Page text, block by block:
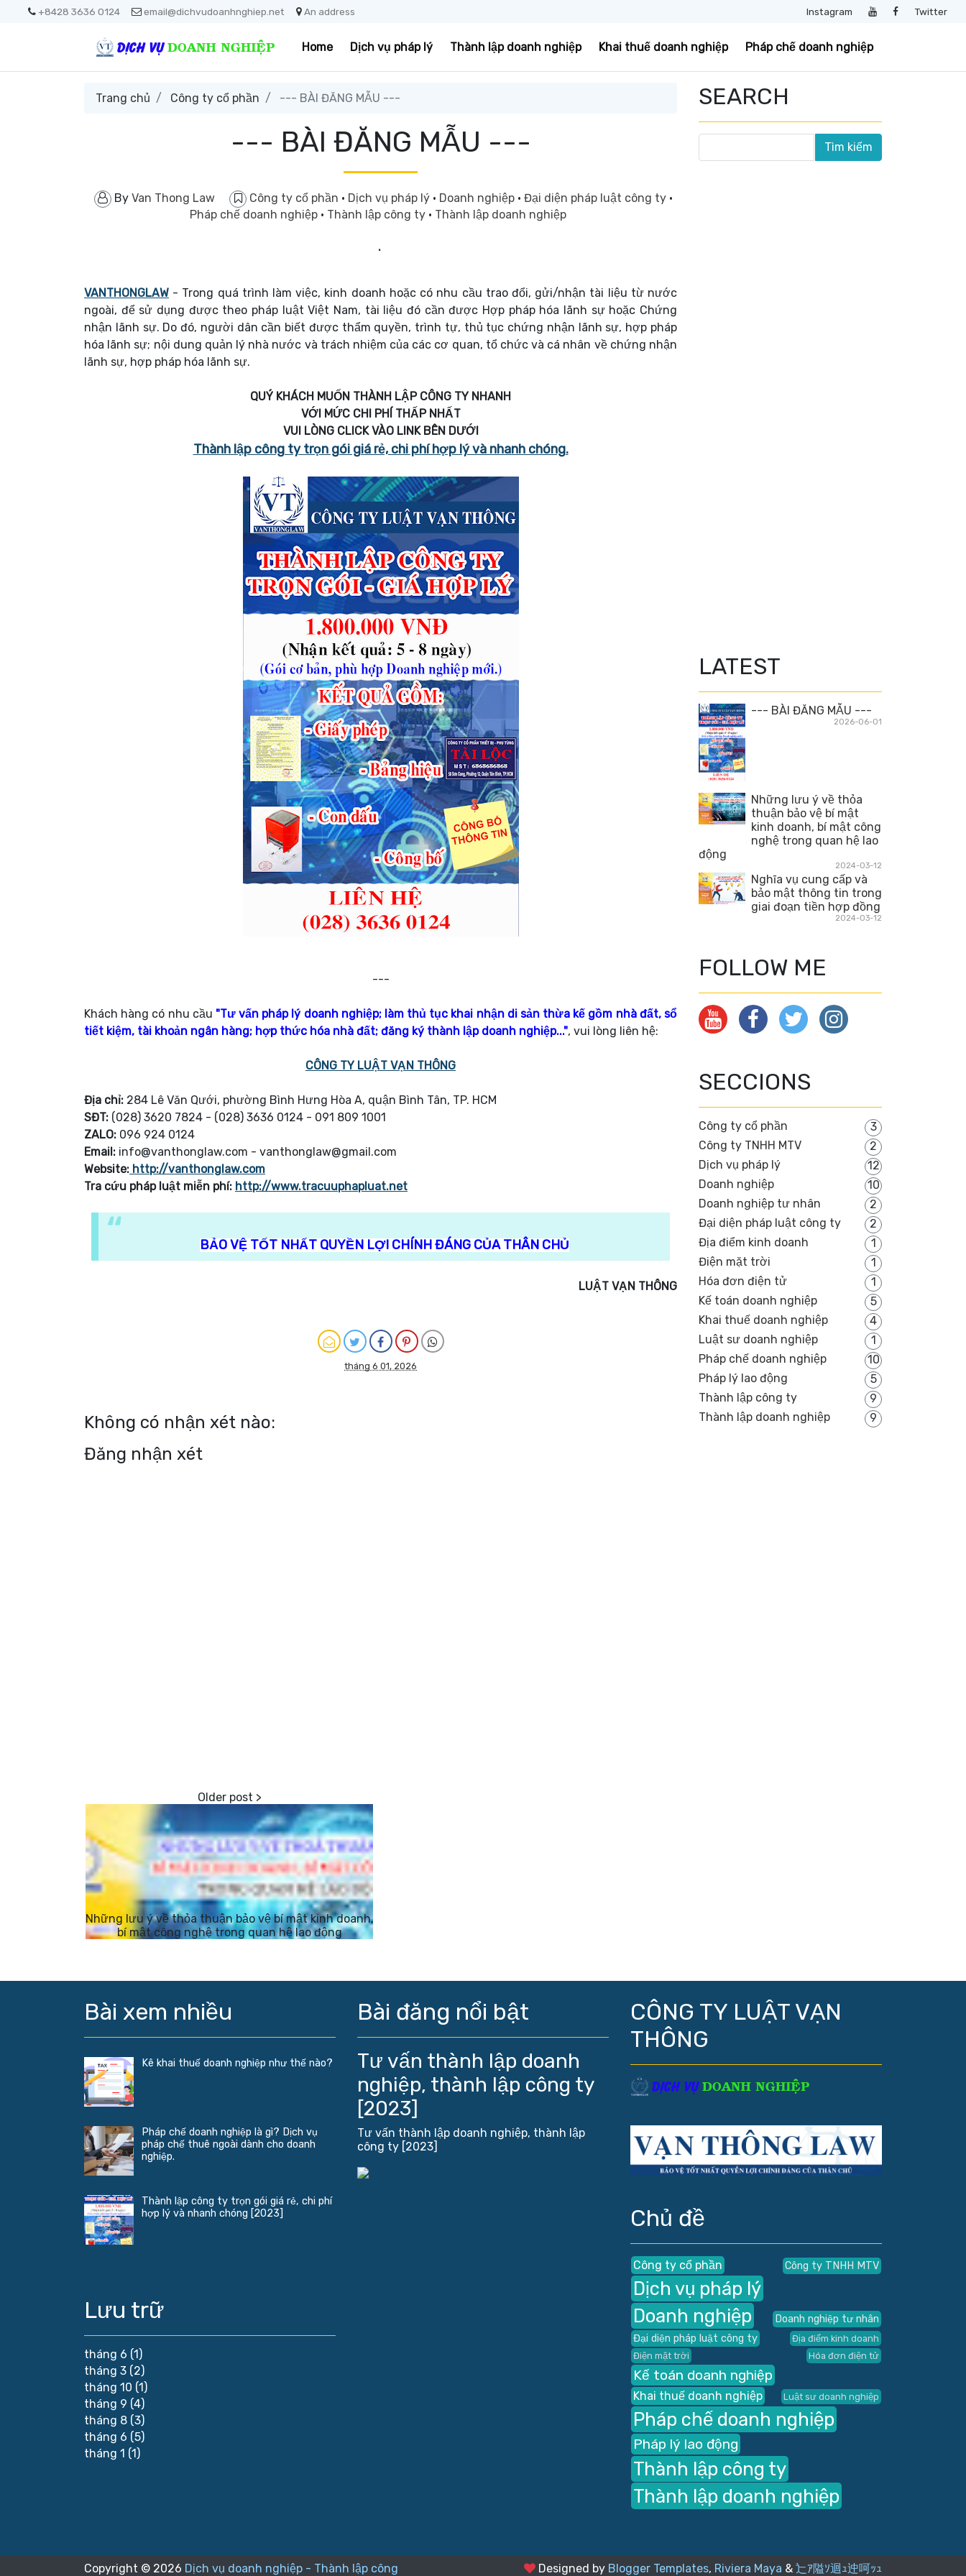
+8428 3636 0124 email@dichvudoanhnghiep.net An address Instagram Twitter
Home Dịch vụ pháp lý Thành lập doanh nghiệp Khai thuế doanh nghiệp Pháp chế doanh nghiệp
Trang chủ Công ty cổ phần --- BÀI ĐĂNG MẪU ---
--- BÀI ĐĂNG MẪU ---
By Van Thong Law Công ty cổ phần · Dịch vụ pháp lý · Doanh nghiệp · Đại diện pháp luật công ty ·
Pháp chế doanh nghiệp · Thành lập công ty · Thành lập doanh nghiệp
.
VANTHONGLAW - Trong quá trình làm việc, kinh doanh hoặc có nhu cầu trao đổi, gửi/nhận tài liệu từ nước
ngoài, để sử dụng được theo pháp luật Việt Nam, tài liệu đó cần được Hợp pháp hóa lãnh sự hoặc Chứng
nhận lãnh sự. Do đó, người dân cần biết được thẩm quyền, trình tự, thủ tục chứng nhận lãnh sự, hợp pháp
hóa lãnh sự; nội dung quản lý nhà nước và trách nhiệm của các cơ quan, tổ chức và cá nhân về chứng nhận
lãnh sự, hợp pháp hóa lãnh sự.
QUÝ KHÁCH MUỐN THÀNH LẬP CÔNG TY NHANH
VỚI MỨC CHI PHÍ THẤP NHẤT
VUI LÒNG CLICK VÀO LINK BÊN DƯỚI
Thành lập công ty trọn gói giá rẻ, chi phí hợp lý và nhanh chóng.
---
Khách hàng có nhu cầu "Tư vấn pháp lý doanh nghiệp; làm thủ tục khai nhận di sản thừa kế gồm nhà đất, sổ
tiết kiệm, tài khoản ngân hàng; hợp thức hóa nhà đất; đăng ký thành lập doanh nghiệp...", vui lòng liên hệ:
CÔNG TY LUẬT VẠN THÔNG
Địa chỉ: 284 Lê Văn Qưới, phường Bình Hưng Hòa A, quận Bình Tân, TP. HCM
SĐT: (028) 3620 7824 - (028) 3636 0124 - 091 809 1001
ZALO: 096 924 0124
Email: info@vanthonglaw.com - vanthonglaw@gmail.com
Website: http://vanthonglaw.com
Tra cứu pháp luật miễn phí: http://www.tracuuphapluat.net
BẢO VỆ TỐT NHẤT QUYỀN LỢI CHÍNH ĐÁNG CỦA THÂN CHỦ
LUẬT VẠN THÔNG
tháng 6 01, 2026
Không có nhận xét nào:
Đăng nhận xét
Những lưu ý về thỏa thuận bảo vệ bí mật kinh doanh,
bí mật công nghệ trong quan hệ lao động
SEARCH
LATEST
--- BÀI ĐĂNG MẪU ---
2026-06-01
Những lưu ý về thỏa
thuận bảo vệ bí mật
kinh doanh, bí mật công
nghệ trong quan hệ lao
động
2024-03-12
Nghĩa vụ cung cấp và
bảo mật thông tin trong
giai đoạn tiền hợp đồng
2024-03-12
FOLLOW ME
SECCIONS
Công ty cổ phần
3
Công ty TNHH MTV
2
Dịch vụ pháp lý
12
Doanh nghiệp
10
Doanh nghiệp tư nhân
2
Đại diện pháp luật công ty
2
Địa điểm kinh doanh
1
Điện mặt trời
1
Hóa đơn điện tử
1
Kế toán doanh nghiệp
5
Khai thuế doanh nghiệp
4
Luật sư doanh nghiệp
1
Pháp chế doanh nghiệp
10
Pháp lý lao động
5
Thành lập công ty
9
Thành lập doanh nghiệp
9
Bài xem nhiều
Kê khai thuế doanh nghiệp như thế nào?
Pháp chế doanh nghiệp là gì? Dịch vụ
pháp chế thuê ngoài dành cho doanh
nghiệp.
Thành lập công ty trọn gói giá rẻ, chi phí
hợp lý và nhanh chóng [2023]
Lưu trữ
tháng 6 (1)
tháng 3 (2)
tháng 10 (1)
tháng 9 (4)
tháng 8 (3)
tháng 6 (5)
tháng 1 (1)
Bài đăng nổi bật
Tư vấn thành lập doanh
nghiệp, thành lập công ty
[2023]
Tư vấn thành lập doanh nghiệp, thành lập
công ty [2023]
CÔNG TY LUẬT VẠN
THÔNG
Chủ đề
Công ty cổ phần Công ty TNHH MTV
Dịch vụ pháp lý
Doanh nghiệp
Doanh nghiệp tư nhân
Đại diện pháp luật công ty
Địa điểm kinh doanh
Điện mặt trời
Hóa đơn điện tử
Kế toán doanh nghiệp
Khai thuế doanh nghiệp Luật sư doanh nghiệp
Pháp chế doanh nghiệp
Pháp lý lao động
Thành lập công ty
Thành lập doanh nghiệp
Copyright © 2026 Dịch vụ doanh nghiệp - Thành lập công
Designed by Blogger Templates, Riviera Maya & 辷ｱ隘ｿ迴ｭ迚呵ｯｭ